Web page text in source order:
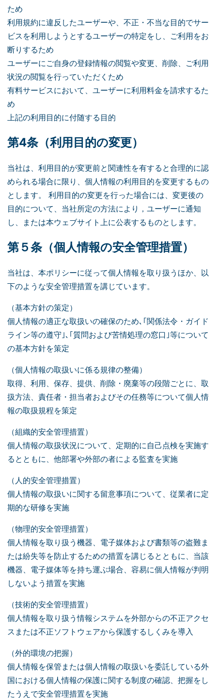
ため
利用規約に違反したユーザーや、不正・不当な目的でサー
ビスを利用しようとするユーザーの特定をし、ご利用をお
断りするため
ユーザーにご自身の登録情報の閲覧や変更、削除、ご利用
状況の閲覧を行っていただくため
有料サービスにおいて、ユーザーに利用料金を請求するた
め
上記の利用目的に付随する目的
第4条（利用目的の変更）
当社は、利用目的が変更前と関連性を有すると合理的に認
められる場合に限り、個人情報の利用目的を変更するもの
とします。 利用目的の変更を行った場合には、変更後の
目的について、当社所定の方法により，ユーザーに通知
し、または本ウェブサイト上に公表するものとします。
第５条（個人情報の安全管理措置）
当社は、本ポリシーに従って個人情報を取り扱うほか、以
下のような安全管理措置を講じています。
（基本方針の策定）
個人情報の適正な取扱いの確保のため､｢関係法令・ガイド
ライン等の遵守｣､｢質問および苦情処理の窓口｣等について
の基本方針を策定
（個人情報の取扱いに係る規律の整備）
取得、利用、保存、提供、削除・廃棄等の段階ごとに、取
扱方法、責任者・担当者およびその任務等について個人情
報の取扱規程を策定
（組織的安全管理措置）
個人情報の取扱状況について、定期的に自己点検を実施す
るとともに、他部署や外部の者による監査を実施
（人的安全管理措置）
個人情報の取扱いに関する留意事項について、従業者に定
期的な研修を実施
（物理的安全管理措置）
個人情報を取り扱う機器、電子媒体および書類等の盗難ま
たは紛失等を防止するための措置を講じるとともに、当該
機器、電子媒体等を持ち運ぶ場合、容易に個人情報が判明
しないよう措置を実施
（技術的安全管理措置）
個人情報を取り扱う情報システムを外部からの不正アクセ
スまたは不正ソフトウェアから保護するしくみを導入
（外的環境の把握）
個人情報を保管または個人情報の取扱いを委託している外
国における個人情報の保護に関する制度の確認、把握をし
たうえで安全管理措置を実施